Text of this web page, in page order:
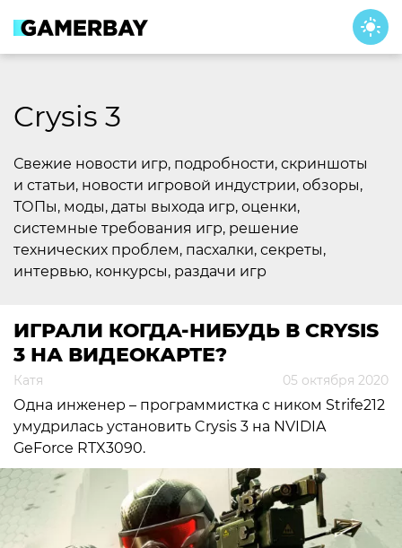
content
Crysis 3
Свежие новости игр, подробности, скриншоты
и статьи, новости игровой индустрии, обзоры,
ТОПы, моды, даты выхода игр, оценки,
системные требования игр, решение
технических проблем, пасхалки, секреты,
интервью, конкурсы, раздачи игр
ИГРАЛИ КОГДА-НИБУДЬ В CRYSIS
3 НА ВИДЕОКАРТЕ?
Катя 05 октября 2020
Одна инженер – программистка с ником Strife212
умудрилась установить Crysis 3 на NVIDIA
GeForce RTX3090.